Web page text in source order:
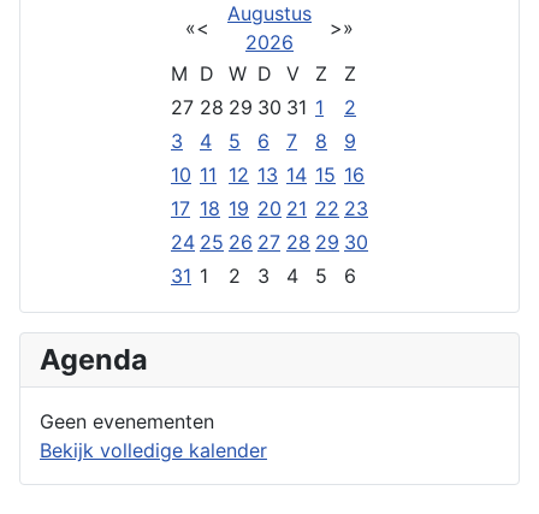
«<
Augustus
2026
>»
M D W D V Z
Z
27 28 29 30 31 1
2
3
4 5 6 7 8
9
10 11 12 13 14 15 16
17 18 19 20 21 22 23
24 25 26 27 28 29 30
31 1 2 3 4 5 6
Agenda
Geen evenementen
Bekijk volledige kalender